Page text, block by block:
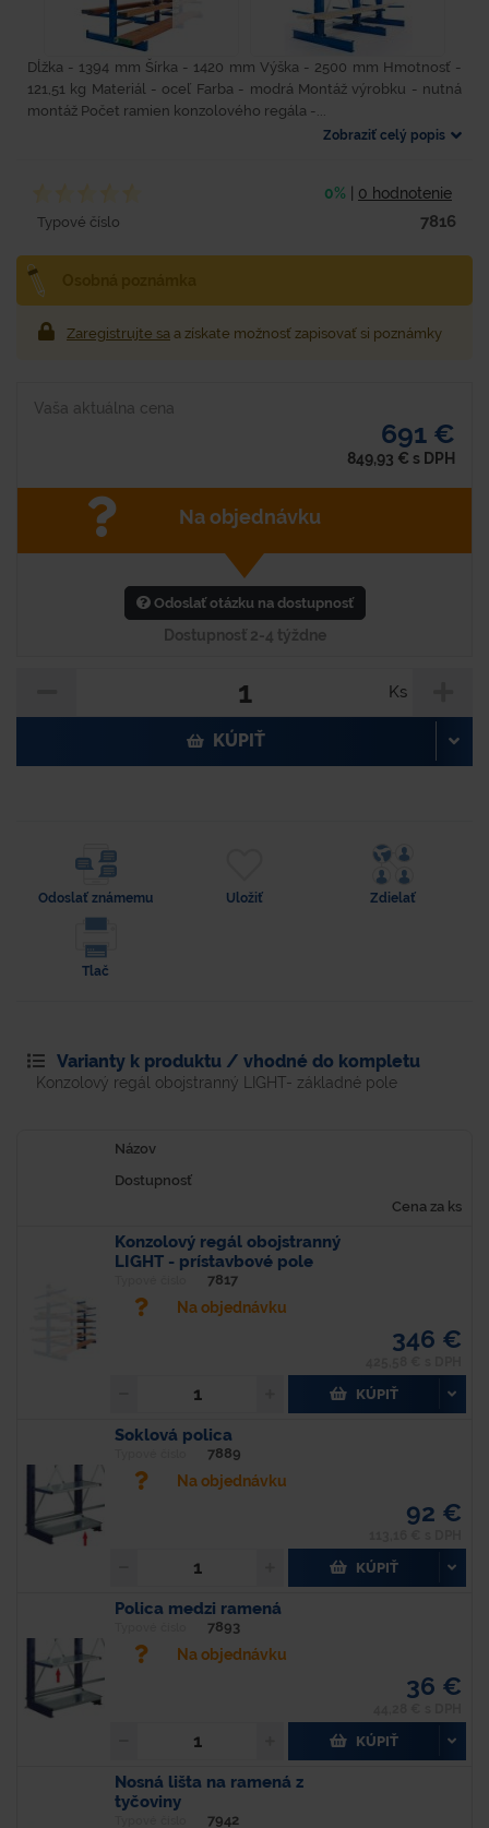
Dĺžka - 1394 mm Šírka - 1420 mm Výška - 2500 mm Hmotnosť -
121,51 kg Materiál - oceľ Farba - modrá Montáž výrobku - nutná
montáž Počet ramien konzolového regála -...
Zobraziť celý popis
0% 0 hodnotenie
Typové číslo 7816
Zaregistrujte sa a získate možnosť zapisovať si poznámky
Vaša aktuálna cena
691 €
849,93 € s DPH
Na objednávku
Odoslať otázku na dostupnosť
Dostupnosť 2-4 týždne
Ks
KÚPIŤ
Odoslať známemu Uložiť Zdielať
Tlač
Varianty k produktu / vhodné do kompletu
Konzolový regál obojstranný LIGHT- základné pole
Názov
Dostupnosť
Cena za ks
Konzolový regál obojstranný
LIGHT - prístavbové pole
7817
Na objednávku
346 €
KÚPIŤ
Soklová polica
7889
Na objednávku
92 €
KÚPIŤ
Polica medzi ramená
7893
Na objednávku
36 €
KÚPIŤ
Nosná lišta na ramená z
tyčoviny
7942